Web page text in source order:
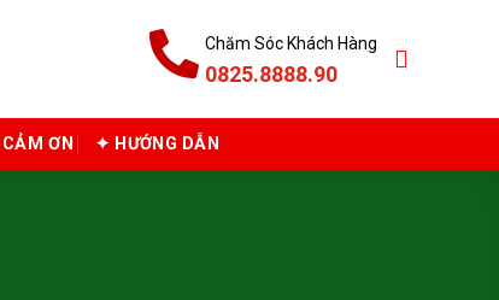
Chăm Sóc Khách Hàng
0825.8888.90
ƠN ✦ HƯỚNG DẪN